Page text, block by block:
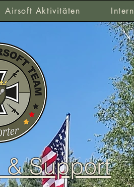
Airsoft Aktivitäten Intern
Support